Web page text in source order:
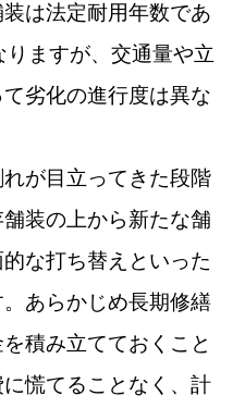
は法定耐用年数であ
ますが、交通量や立
劣化の進行度は異な
が目立ってきた段階
装の上から新たな舗
な打ち替えといった
あらかじめ長期修繕
積み立てておくこと
慌てることなく、計